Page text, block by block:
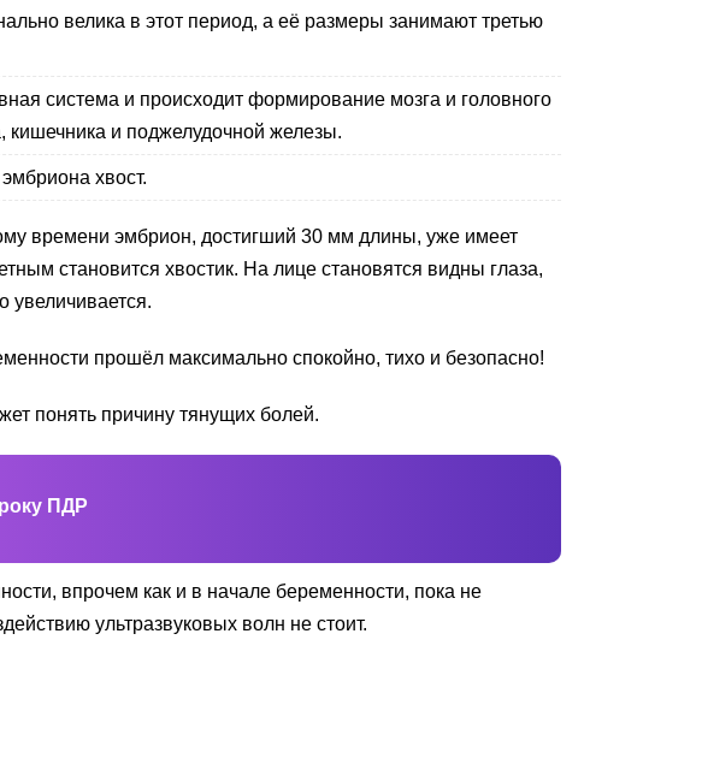
велика в этот период, а её размеры занимают третью
система и происходит формирование мозга и головного
кишечника и поджелудочной железы.
хвост.
времени эмбрион, достигший 30 мм длины, уже имеет
становится хвостик. На лице становятся видны глаза,
увеличивается.
прошёл максимально спокойно, тихо и безопасно!
понять причину тянущих болей.
ПДР
впрочем как и в начале беременности, пока не
ультразвуковых волн не стоит.